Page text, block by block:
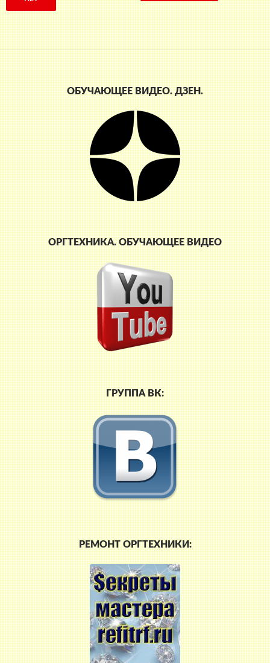
ОБУЧАЮЩЕЕ ВИДЕО. ДЗЕН.
ОРГТЕХНИКА. ОБУЧАЮЩЕЕ ВИДЕО
ГРУППА ВК:
РЕМОНТ ОРГТЕХНИКИ: